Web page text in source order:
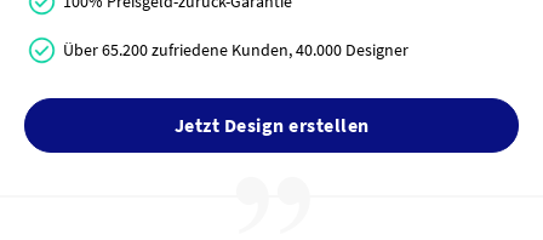
Über 65.200 zufriedene Kunden, 40.000 Designer
Jetzt Design erstellen